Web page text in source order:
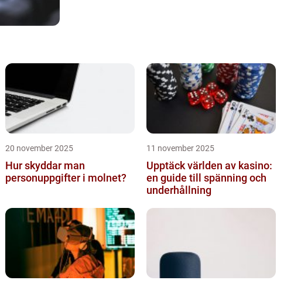
20 november 2025
Hur skyddar man
personuppgifter i molnet?
11 november 2025
Upptäck världen av kasino:
en guide till spänning och
underhållning